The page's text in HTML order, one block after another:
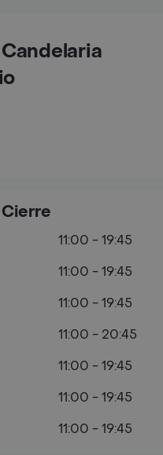
11:00 - 19:45
11:00 - 19:45
11:00 - 19:45
11:00 - 20:45
11:00 - 19:45
11:00 - 19:45
11:00 - 19:45